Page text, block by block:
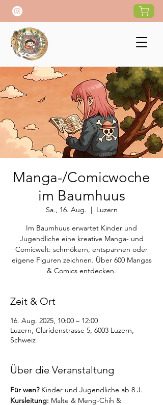
Manga-/Comicwoche
im Baumhuus
Sa., 16. Aug.
  |
Luzern
Im Baumhuus erwartet Kinder und
Jugendliche eine kreative Manga- und
Comicwelt: schmökern, entspannen oder
eigene Figuren zeichnen. Über 600 Mangas
& Comics entdecken.
Zeit & Ort
16. Aug. 2025, 10:00 – 12:00
Luzern, Claridenstrasse 5, 6003 Luzern,
Schweiz
Über die Veranstaltung
Für wen? Kinder und Jugendliche ab 8 J.
Kursleitung: Malte & Meng-Chih &